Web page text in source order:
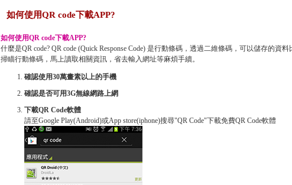
如何使用QR code下載APP?
如何使用QR code下載APP?
什麼是QR code? QR code (Quick Response Code) 是行動條碼，透過二維條碼，可以儲存的資
掃瞄行動條碼，馬上讀取相關資訊，省去輸入網址等麻煩手續。
確認使用30萬畫素以上的手機
確認是否可用3G無線網路上網
下載QR Code軟體
請至Google Play(Android)或App store(iphone)搜尋"QR Code"下載免費QR Code軟體